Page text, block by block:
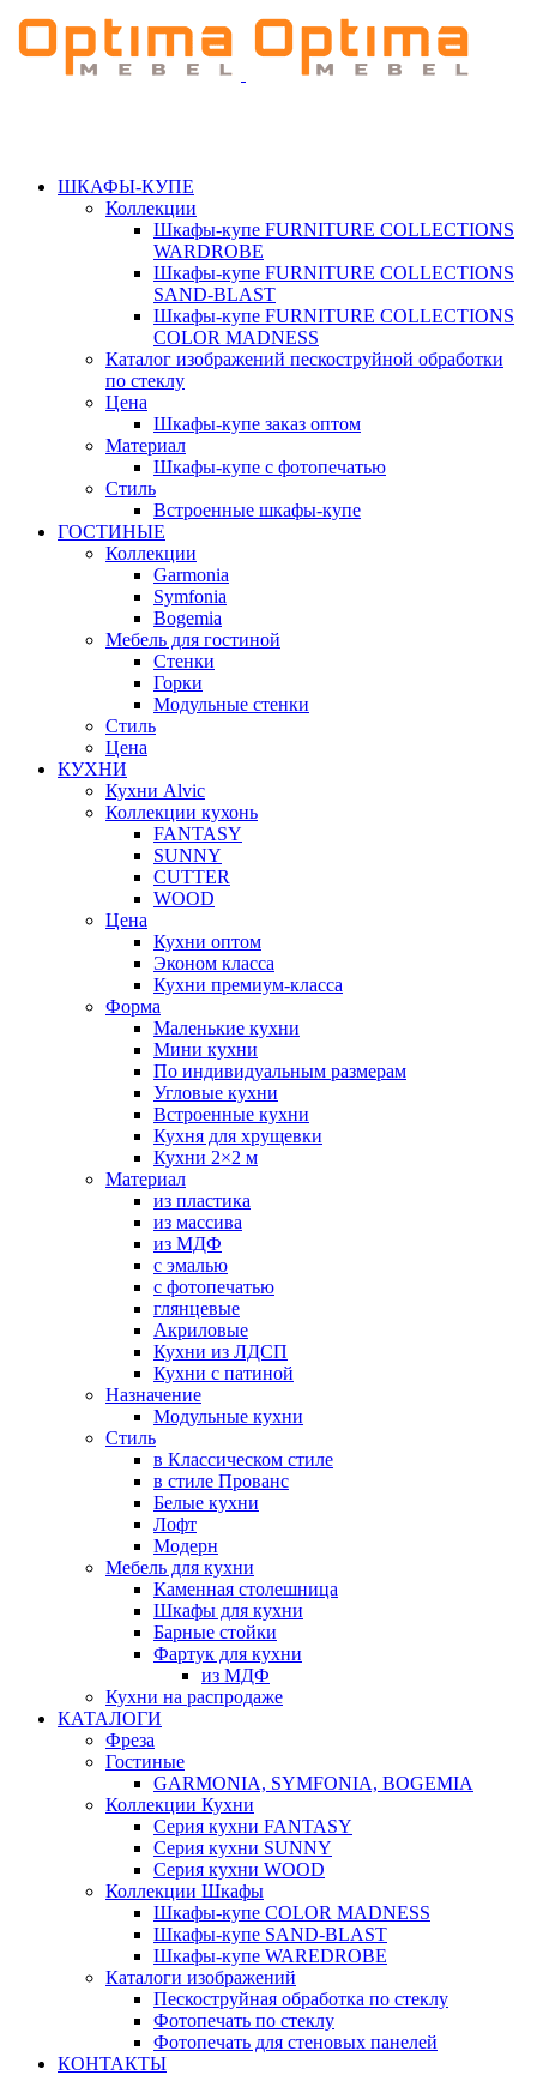
ШКАФЫ-КУПЕ
Коллекции
Шкафы-купе FURNITURE COLLECTIONS
WARDROBE
Шкафы-купе FURNITURE COLLECTIONS
SAND-BLAST
Шкафы-купе FURNITURE COLLECTIONS
COLOR MADNESS
Каталог изображений пескоструйной обработки
по стеклу
Цена
Шкафы-купе заказ оптом
Материал
Шкафы-купе с фотопечатью
Стиль
Встроенные шкафы-купе
ГОСТИНЫЕ
Коллекции
Garmonia
Symfonia
Bogemia
Мебель для гостиной
Стенки
Горки
Модульные стенки
Стиль
Цена
КУХНИ
Кухни Alvic
Коллекции кухонь
FANTASY
SUNNY
CUTTER
WOOD
Цена
Кухни оптом
Эконом класса
Кухни премиум-класса
Форма
Маленькие кухни
Мини кухни
По индивидуальным размерам
Угловые кухни
Встроенные кухни
Кухня для хрущевки
Кухни 2×2 м
Материал
из пластика
из массива
из МДФ
с эмалью
с фотопечатью
глянцевые
Акриловые
Кухни из ЛДСП
Кухни с патиной
Назначение
Модульные кухни
Стиль
в Классическом стиле
в стиле Прованс
Белые кухни
Лофт
Модерн
Мебель для кухни
Каменная столешница
Шкафы для кухни
Барные стойки
Фартук для кухни
из МДФ
Кухни на распродаже
КАТАЛОГИ
Фреза
Гостиные
GARMONIA, SYMFONIA, BOGEMIA
Коллекции Кухни
Серия кухни FANTASY
Серия кухни SUNNY
Серия кухни WOOD
Коллекции Шкафы
Шкафы-купе COLOR MADNESS
Шкафы-купе SAND-BLAST
Шкафы-купе WAREDROBE
Каталоги изображений
Пескоструйная обработка по стеклу
Фотопечать по стеклу
Фотопечать для стеновых панелей
КОНТАКТЫ